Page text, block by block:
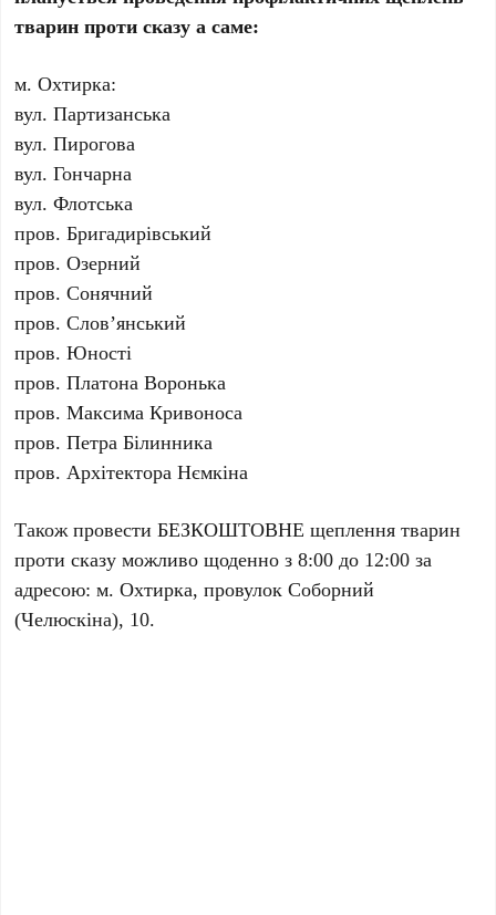
тварин проти сказу а саме:
м. Охтирка:
вул. Партизанська
вул. Пирогова
вул. Гончарна
вул. Флотська
пров. Бригадирівський
пров. Озерний
пров. Сонячний
пров. Слов’янський
пров. Юності
пров. Платона Воронька
пров. Максима Кривоноса
пров. Петра Білинника
пров. Архітектора Нємкіна
Також провести БЕЗКОШТОВНЕ щеплення тварин
проти сказу можливо щоденно з 8:00 до 12:00 за
адресою: м. Охтирка, провулок Соборний
(Челюскіна), 10.